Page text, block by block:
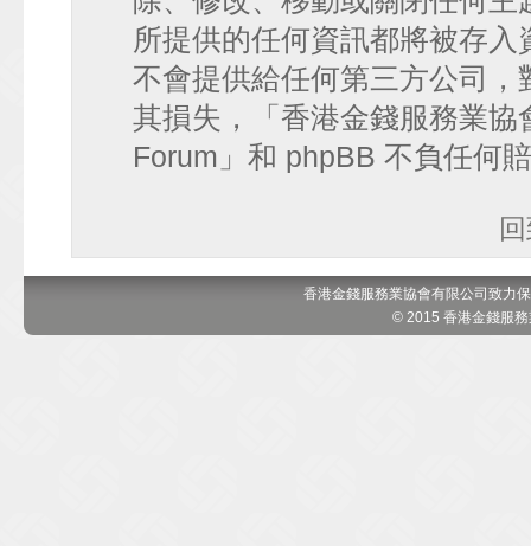
所提供的任何資訊都將被存
不會提供給任何第三方公司
其損失，「香港金錢服務業
Forum」和 phpBB 不負任何
香港金錢服務業協會有限公司致力
© 2015 香港金錢服